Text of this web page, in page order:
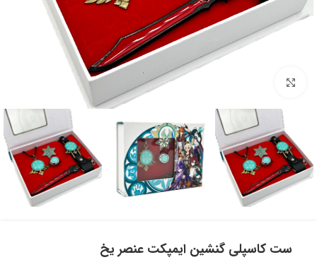
ست کاسپلی گنشین ایمپکت عنصر یخ